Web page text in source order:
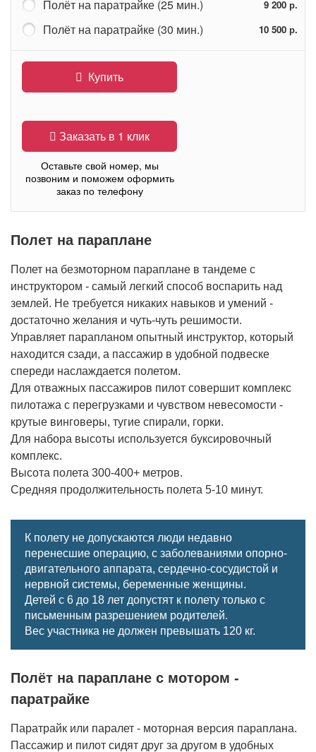
Полёт на паратрайке (25 мин.) 9 200 р.
Полёт на паратрайке (30 мин.) 10 500 р.
Купить
Заказать в 1 клик
Оставьте свой номер, мы
позвоним и поможем оформить
заказ по телефону
Полет на параплане
Полет на безмоторном параплане в тандеме с
инструктором - самый легкий способ воспарить над
землей. Не требуется никаких навыков и умений -
достаточно желания и чуть-чуть решимости.
Управляет парапланом опытный инструктор, который
находится сзади, а пассажир в удобной подвеске
спереди наслаждается полетом.
Для отважных пассажиров пилот совершит комплекс
пилотажа с перегрузками и чувством невесомости -
крутые винговеры, тугие спирали, горки.
Для набора высоты используется буксировочный
комплекс.
Высота полета 300-400+ метров.
Средняя продолжительность полета 5-10 минут.
К полету не допускаются люди недавно
перенесшие операцию, с заболеваниями опорно-
двигательного аппарата, сердечно-сосудистой и
нервной системы, беременные женщины.
Детей с 6 до 18 лет допустят к полету только с
письменным разрешением родителей.
Вес участника не должен превышать 120 кг.
Полёт на параплане с мотором -
паратрайке
Паратрайк или паралет - моторная версия параплана.
Пассажир и пилот сидят друг за другом в удобных